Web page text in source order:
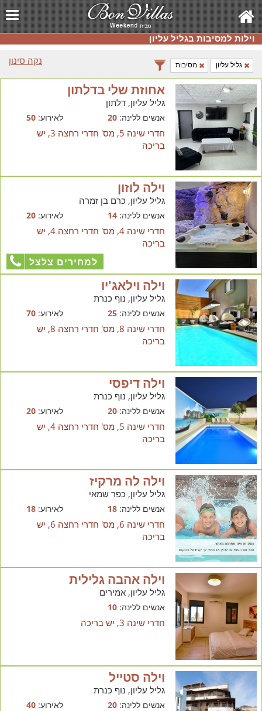
וילות למסיבות בגליל עליון
נקה סינון
גליל עליון מסיבות
אחוזת שלי בדלתון
גליל עליון, דלתון
אנשים ללינה:20 לאירוע:50
חדרי שינה 5, מס' חדרי רחצה 3, יש
בריכה
וילה לוזון
גליל עליון, כרם בן זמרה
אנשים ללינה:14 לאירוע:20
חדרי שינה 4, מס' חדרי רחצה 4, יש
בריכה
למחירים צלצל
וילה וילאג'יו
גליל עליון, נוף כנרת
אנשים ללינה:25 לאירוע:70
חדרי שינה 8, מס' חדרי רחצה 8, יש
בריכה
וילה דיפסי
גליל עליון, נוף כנרת
אנשים ללינה:20 לאירוע:20
חדרי שינה 5, מס' חדרי רחצה 4, יש
בריכה
וילה לה מרקיז
גליל עליון, כפר שמאי
אנשים ללינה:18 לאירוע:18
חדרי שינה 6, מס' חדרי רחצה 6, יש
בריכה
וילה אהבה גלילית
גליל עליון, אמירים
אנשים ללינה:10
חדרי שינה 3, יש בריכה
וילה סטייל
גליל עליון, נוף כנרת
אנשים ללינה:20 לאירוע:40